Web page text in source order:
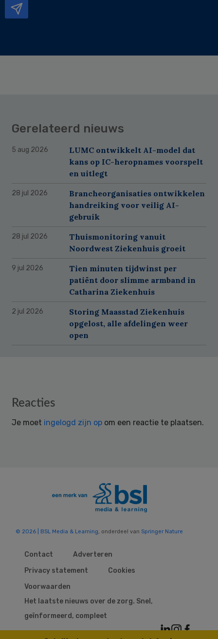
Gerelateerd nieuws
5 aug 2026
LUMC ontwikkelt AI-model dat
kans op IC-heropnames voorspelt
en uitlegt
28 jul 2026
Brancheorganisaties ontwikkelen
handreiking voor veilig AI-
gebruik
28 jul 2026
Thuismonitoring vanuit
Noordwest Ziekenhuis groeit
9 jul 2026
Tien minuten tijdwinst per
patiënt door slimme armband in
Catharina Ziekenhuis
2 jul 2026
Storing Maasstad Ziekenhuis
opgelost, alle afdelingen weer
open
Reader
Reacties
Je moet ingelogd zijn op om een reactie te plaatsen.
© 2026 | BSL Media & Learning , onderdeel van Springer Nature
Contact
Adverteren
Privacy statement
Cookies
Voorwaarden
Het laatste nieuws over de zorg. Snel,
geïnformeerd, compleet